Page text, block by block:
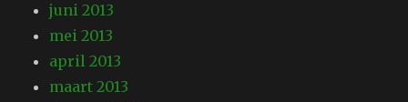
juni 2013
mei 2013
april 2013
maart 2013